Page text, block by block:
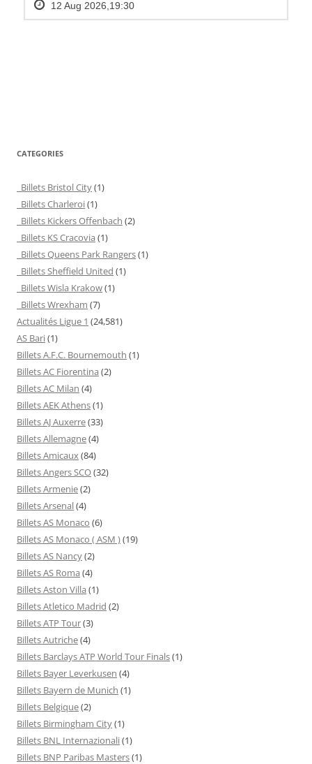
CATEGORIES
Billets Bristol City(1)
Billets Charleroi(1)
Billets Kickers Offenbach (2)
Billets KS Cracovia (1)
Billets Queens Park Rangers(1)
Billets Sheffield United (1)
Billets Wisla Krakow(1)
Billets Wrexham (7)
Actualités Ligue 1 (24,581)
AS Bari(1)
Billets A.F.C. Bournemouth (1)
Billets AC Fiorentina (2)
Billets AC Milan (4)
Billets AEK Athens(1)
Billets AJ Auxerre(33)
Billets Allemagne(4)
Billets Amicaux(84)
Billets Angers SCO(32)
Billets Armenie(2)
Billets Arsenal(4)
Billets AS Monaco (6)
Billets AS Monaco ( ASM )(19)
Billets AS Nancy(2)
Billets AS Roma (4)
Billets Aston Villa (1)
Billets Atletico Madrid (2)
Billets ATP Tour(3)
Billets Autriche(4)
Billets Barclays ATP World Tour Finals(1)
Billets Bayer Leverkusen (4)
Billets Bayern de Munich (1)
Billets Belgique(2)
Billets Birmingham City(1)
Billets BNL Internazionali(1)
Billets BNP Paribas Masters(1)